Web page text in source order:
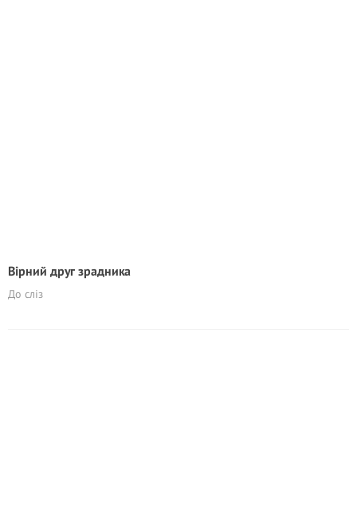
Вірний друг зрадника
До сліз